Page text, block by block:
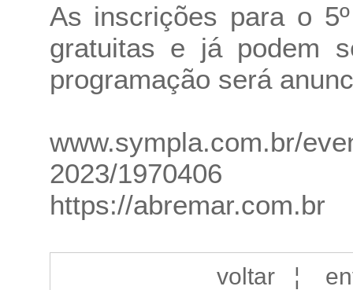
As inscrições para o
gratuitas e já podem
programação será
www.sympla.com.br/
2023/1970406
https://abremar.com.br
voltar¦